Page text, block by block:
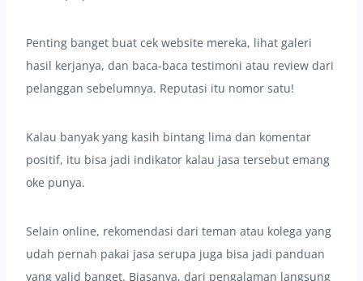
Penting banget buat cek website mereka, lihat galeri
hasil kerjanya, dan baca-baca testimoni atau review dari
pelanggan sebelumnya. Reputasi itu nomor satu!
Kalau banyak yang kasih bintang lima dan komentar
positif, itu bisa jadi indikator kalau jasa tersebut emang
oke punya.
Selain online, rekomendasi dari teman atau kolega yang
udah pernah pakai jasa serupa juga bisa jadi panduan
yang valid banget. Biasanya, dari pengalaman langsung